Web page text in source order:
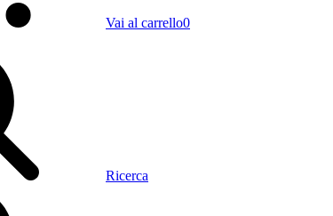
Vai al carrello0
Ricerca